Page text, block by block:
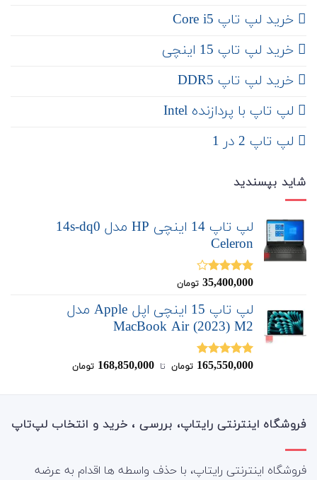
خرید لپ تاپ Core i5
‌‌ خرید لپ تاپ 15 اینچی
خرید لپ تاپ DDR5
لپ تاپ با پردازنده Intel
لپ تاپ 2 در 1
شاید بپسندید
لپ تاپ 14 اینچی HP مدل 14s-dq0
Celeron
نمره
35,400,000 تومان
لپ تاپ 15 اینچی اپل Apple مدل
MacBook Air (2023) M2
نمره5.00
165,550,000 تومان ‌ تا ‌ 168,850,000 تومان
فروشگاه اینترنتی رایتاپ، بررسی ، خرید و انتخاب لپ‌تاپ
فروشگاه اینترنتی رایتاپ، با حذف واسطه ها اقدام به عرضه